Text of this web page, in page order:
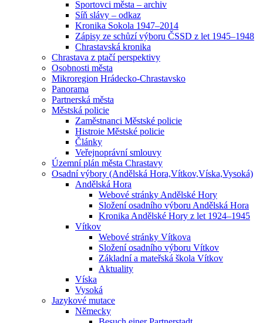
Sportovci města – archiv
Síň slávy – odkaz
Kronika Sokola 1947–2014
Zápisy ze schůzí výboru ČSSD z let 1945–1948
Chrastavská kronika
Chrastava z ptačí perspektivy
Osobnosti města
Mikroregion Hrádecko-Chrastavsko
Panorama
Partnerská města
Městská policie
Zaměstnanci Městské policie
Histroie Městské policie
Články
Veřejnoprávní smlouvy
Územní plán města Chrastavy
Osadní výbory (Andělská Hora,Vítkov,Víska,Vysoká)
Andělská Hora
Webové stránky Andělské Hory
Složení osadního výboru Andělská Hora
Kronika Andělské Hory z let 1924–1945
Vítkov
Webové stránky Vítkova
Složení osadního výboru Vítkov
Základní a mateřská škola Vítkov
Aktuality
Víska
Vysoká
Jazykové mutace
Německy